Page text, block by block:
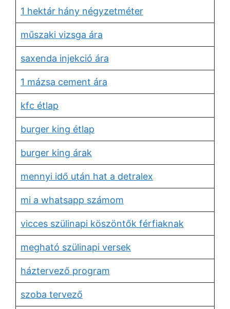
1 hektár hány négyzetméter
műszaki vizsga ára
saxenda injekció ára
1 mázsa cement ára
kfc étlap
burger king étlap
burger king árak
mennyi idő után hat a detralex
mi a whatsapp számom
vicces szülinapi köszöntők férfiaknak
megható szülinapi versek
háztervező program
szoba tervező